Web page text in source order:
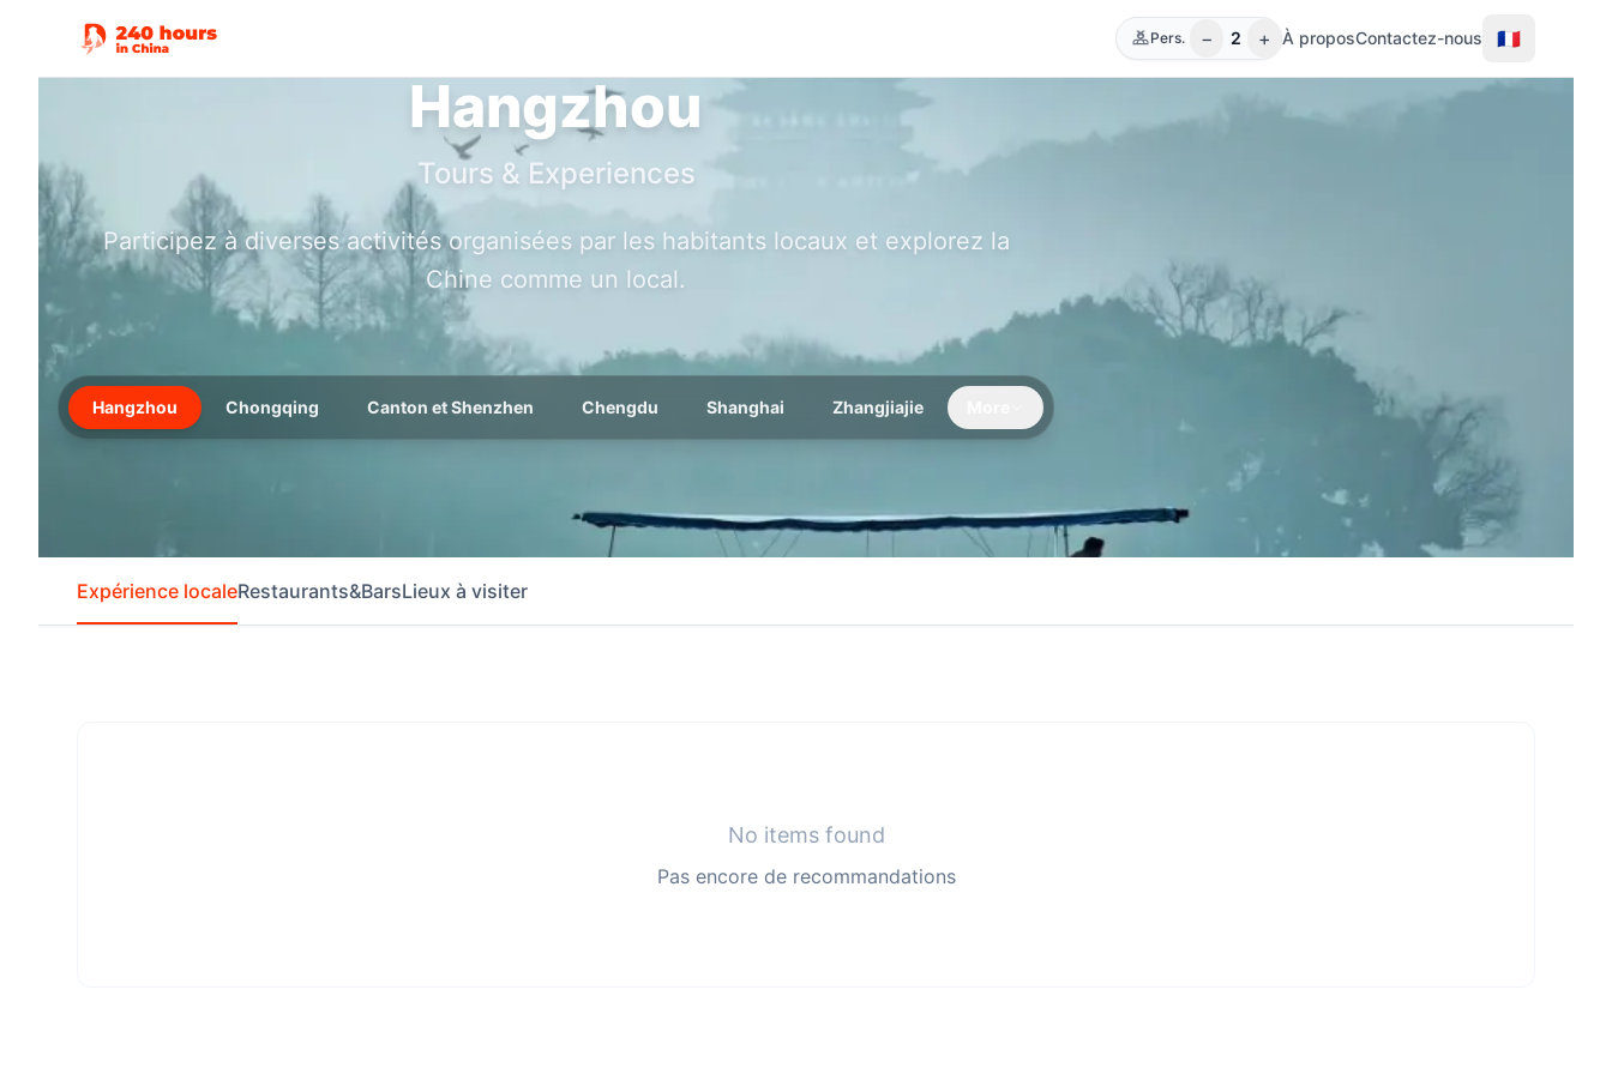
Pers. − 2 + À proposContactez-nous 🇫🇷
Hangzhou
Tours & Experiences
Participez à diverses activités organisées par les habitants locaux et explorez la
Chine comme un local.
Hangzhou Chongqing Canton et Shenzhen Chengdu Shanghai Zhangjiajie
Expérience localeRestaurants&BarsLieux à visiter
No items found
Pas encore de recommandations